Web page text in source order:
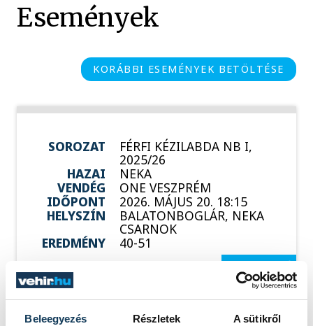
Beleegyezés Részletek A sütikről
Események
KORÁBBI ESEMÉNYEK BETÖLTÉSE
SOROZAT FÉRFI KÉZILABDA NB I,
2025/26
HAZAI
NEKA
VENDÉG
ONE VESZPRÉM
IDŐPONT
2026. MÁJUS 20. 18:15
HELYSZÍN
BALATONBOGLÁR, NEKA
CSARNOK
EREDMÉNY
40-51